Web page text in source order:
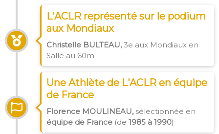
L'ACLR représenté sur le podium
aux Mondiaux
Christelle BULTEAU,3e aux Mondiaux en
Salle au 60m
Une Athlète de L'ACLR en équipe
de France
Florence MOULINEAU, sélectionnée en
équipe de France (de1985 à 1990)